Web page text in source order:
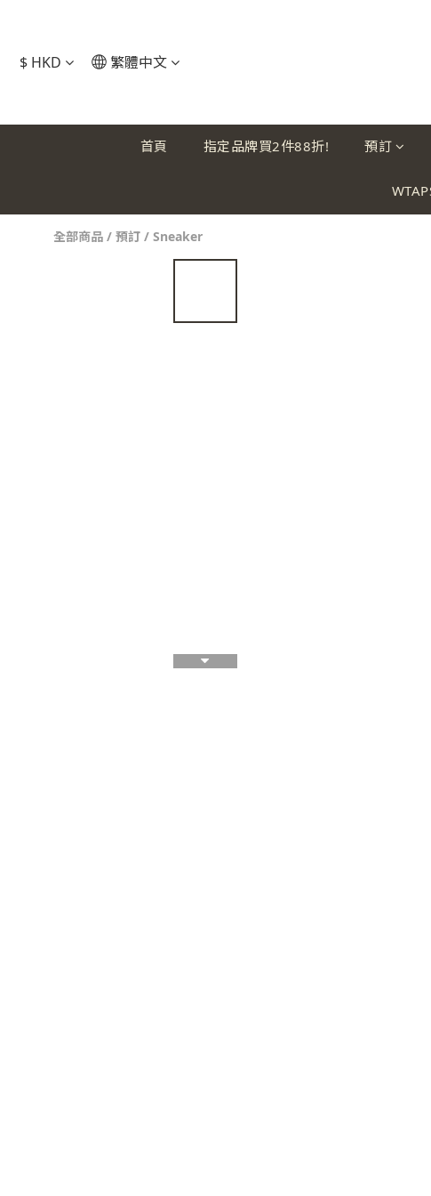
$ HKD 繁體中文
首頁 指定品牌買2件88折! 預訂
全部商品 / 預訂 / Sneaker